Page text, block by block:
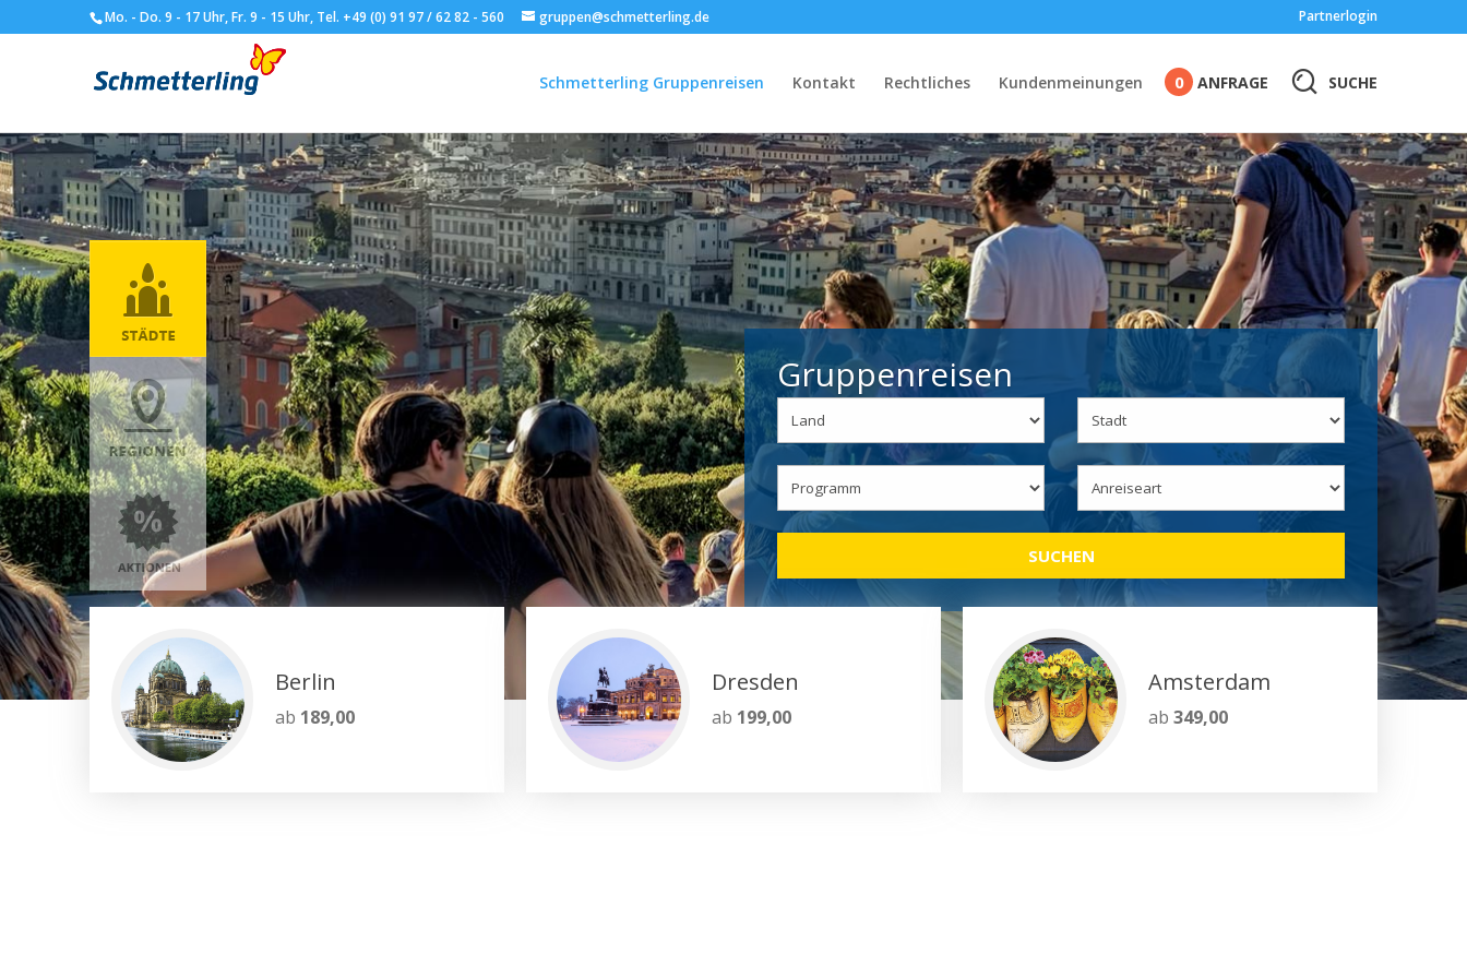
Mo. - Do. 9 - 17 Uhr, Fr. 9 - 15 Uhr, Tel. +49 (0) 91 97 / 62 82 - 560 gruppen@schmetterling.de Partnerlogin
SUCHE
Schmetterling Gruppenreisen Kontakt Rechtliches Kundenmeinungen 0 ANFRAGE
Gruppenreisen
SUCHEN
Berlin
ab 189,00
Dresden
ab 199,00
Amsterdam
ab 349,00